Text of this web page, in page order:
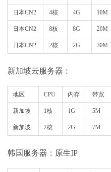
日本CN2 4核 4G 10M
日本CN2 8核 8G 20M
日本CN2 2核 2G 30M
新加坡云服务器：
地区 CPU 内存 带宽
新加坡 1核 1G 5M
新加坡 2核 2G 7M
韩国服务器：原生IP